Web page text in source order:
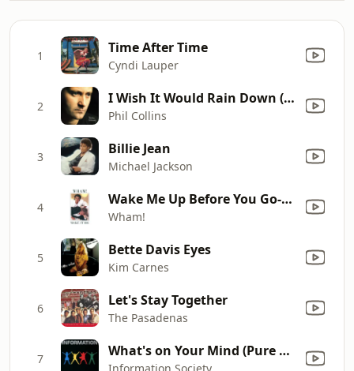
1 Time After Time
Cyndi Lauper
2 I Wish It Would Rain Down (2016 Remastered)
Phil Collins
3 Billie Jean
Michael Jackson
4 Wake Me Up Before You Go-Go
Wham!
5 Bette Davis Eyes
Kim Carnes
6 Let's Stay Together
The Pasadenas
7 What's on Your Mind (Pure Energy)
Information Society